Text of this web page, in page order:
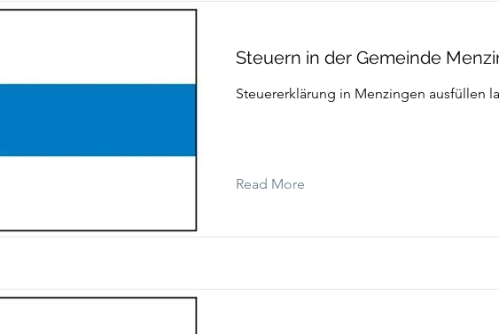
Steuern in der Gemeinde
Steuererklärung in Menzingen ausfüllen
Read More